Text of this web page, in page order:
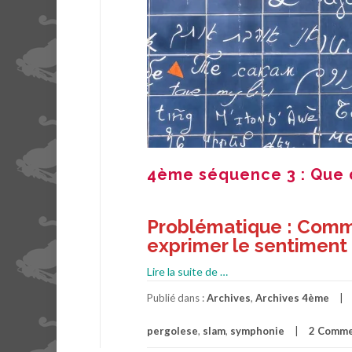
4ème séquence 3 : Que
Problématique :
exprimer le sentiment
Lire la suite de
séquence
…
Publié dans :Archives, Archives 4ème
pergolese, slam, symphonie 2